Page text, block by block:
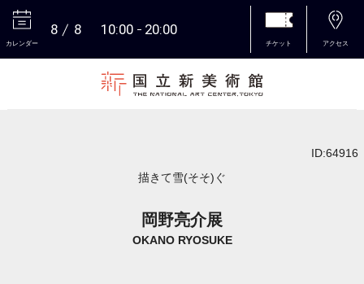
カレンダー
8 8 10:00 20:00
チケット アクセス
ID:64916
描きて雪(そそ)ぐ
岡野亮介展
OKANO RYOSUKE